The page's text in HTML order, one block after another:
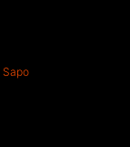
Sapo